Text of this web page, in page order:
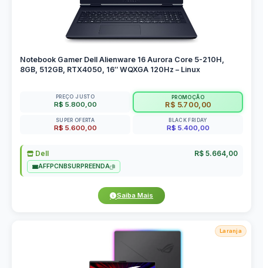
Notebook Gamer Dell Alienware 16 Aurora Core 5-210H,
8GB, 512GB, RTX4050, 16″ WQXGA 120Hz – Linux
PREÇO JUSTO
R$ 5.800,00
PROMOÇÃO
R$ 5.700,00
SUPER OFERTA
R$ 5.600,00
BLACK FRIDAY
R$ 5.400,00
Dell R$ 5.664,00
AFFPCNBSURPREENDA
Saiba Mais
Laranja